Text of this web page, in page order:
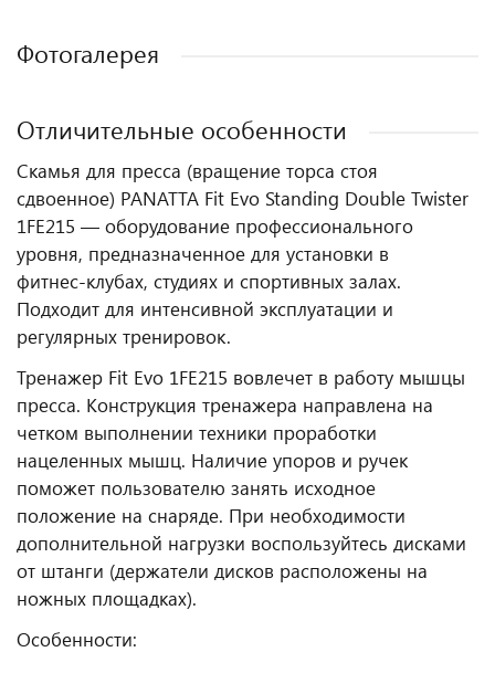
Фотогалерея
Отличительные особенности
Скамья для пресса (вращение торса стоя
сдвоенное) PANATTA Fit Evo Standing Double Twister
1FE215 — оборудование профессионального
уровня, предназначенное для установки в
фитнес‑клубах, студиях и спортивных залах.
Подходит для интенсивной эксплуатации и
регулярных тренировок.
Тренажер Fit Evo 1FE215 вовлечет в работу мышцы
пресса. Конструкция тренажера направлена на
четком выполнении техники проработки
нацеленных мышц. Наличие упоров и ручек
поможет пользователю занять исходное
положение на снаряде. При необходимости
дополнительной нагрузки воспользуйтесь дисками
от штанги (держатели дисков расположены на
ножных площадках).
Особенности: